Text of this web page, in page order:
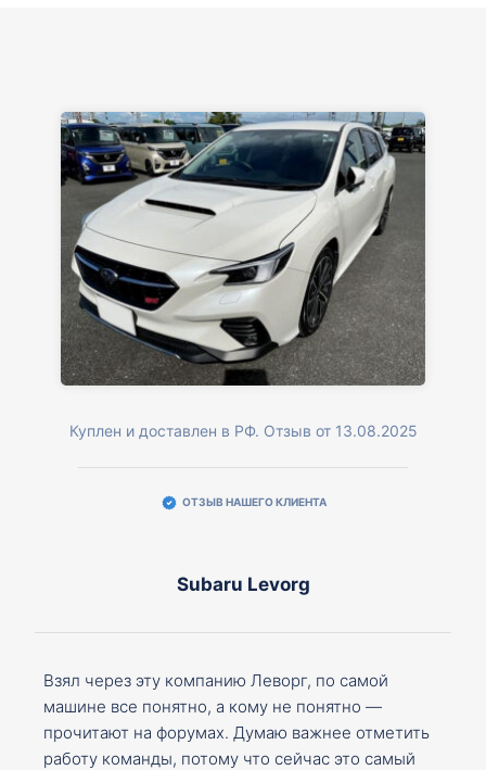
Куплен и доставлен в РФ. Отзыв от 13.08.2025
ОТЗЫВ НАШЕГО КЛИЕНТА
Subaru Levorg
Взял через эту компанию Леворг, по самой
машине все понятно, а кому не понятно —
прочитают на форумах. Думаю важнее отметить
работу команды, потому что сейчас это самый